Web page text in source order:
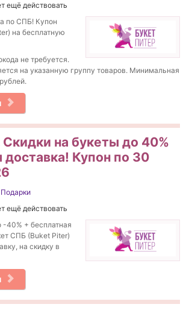
ещё действовать
по СПБ! Купон
на бесплатную
не требуется.
на указанную группу товаров. Минимальная
на букеты до 40%
доставка! Купон по 30
Подарки
ещё действовать
-40% + бесплатная
СПБ (Buket Piter)
на скидку в